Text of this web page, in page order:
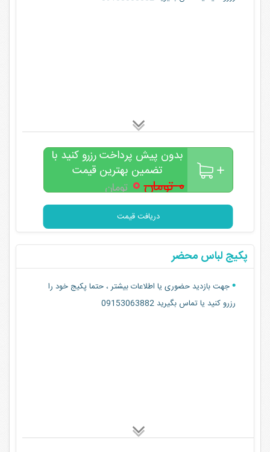
بدون پیش پرداخت رزرو کنید با
تضمین بهترین قیمت
۰ تومان ۰تومان
دریافت قیمت
پکیج لباس محضر
جهت بازدید حضوری یا اطلاعات بیشتر ، حتما پکیج خود را
رزرو کنید یا تماس بگیرید 09153063882